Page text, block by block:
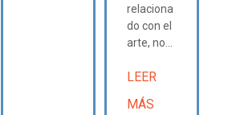
relaciona
do con el
arte, no...
LEER
MÁS